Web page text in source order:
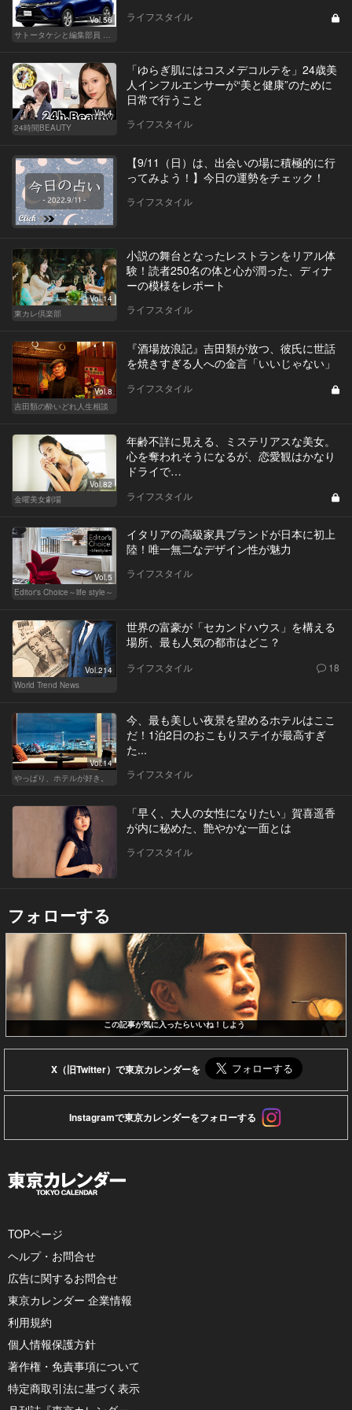
Vol.56
ライフスタイル
Vol.4
24時間BEAUTY
「ゆらぎ肌にはコスメデコルテを」24歳美
人インフルエンサーが“美と健康”のために
日常で行うこと
ライフスタイル
【9/11（日）は、出会いの場に積極的に行
ってみよう！】今日の運勢をチェック！
ライフスタイル
Vol.14
東カレ倶楽部
小説の舞台となったレストランをリアル体
験！読者250名の体と心が潤った、ディナ
ーの模様をレポート
ライフスタイル
Vol.8
吉田類の酔いどれ人生相談
『酒場放浪記』吉田類が放つ、彼氏に世話
を焼きすぎる人への金言「いいじゃない」
ライフスタイル
Vol.82
金曜美女劇場
年齢不詳に見える、ミステリアスな美女。
心を奪われそうになるが、恋愛観はかなり
ドライで…
ライフスタイル
Vol.5
Editor's Choice～life style～
イタリアの高級家具ブランドが日本に初上
陸！唯一無二なデザイン性が魅力
ライフスタイル
Vol.214
World Trend News
世界の富豪が「セカンドハウス」を構える
場所、最も人気の都市はどこ？
ライフスタイル 18
Vol.14
やっぱり、ホテルが好き。
今、最も美しい夜景を望めるホテルはここ
だ！1泊2日のおこもりステイが最高すぎ
た...
ライフスタイル
「早く、大人の女性になりたい」賀喜遥香
が内に秘めた、艶やかな一面とは
ライフスタイル
フォローする
この記事が気に入ったらいいね！しよう
X（旧Twitter）で東京カレンダーを
Instagramで東京カレンダーをフォローする
TOPページ
ヘルプ・お問合せ
広告に関するお問合せ
東京カレンダー 企業情報
利用規約
個人情報保護方針
著作権・免責事項について
特定商取引法に基づく表示